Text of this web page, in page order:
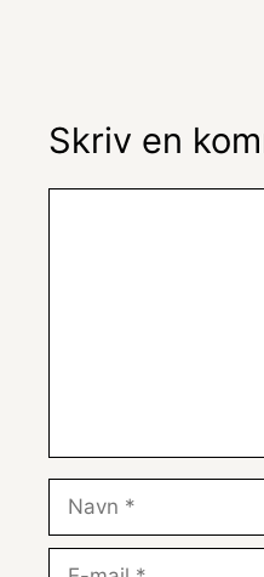
Skriv en
Navn